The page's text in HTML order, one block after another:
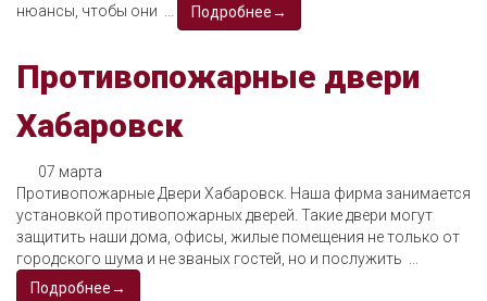
нюансы, чтобы они ...
Подробнее→
Противопожарные двери
Хабаровск
07 марта
Противопожарные Двери Хабаровск. Наша фирма занимается
установкой противопожарных дверей. Такие двери могут
защитить наши дома, офисы, жилые помещения не только от
городского шума и не званых гостей, но и послужить ...
Подробнее→